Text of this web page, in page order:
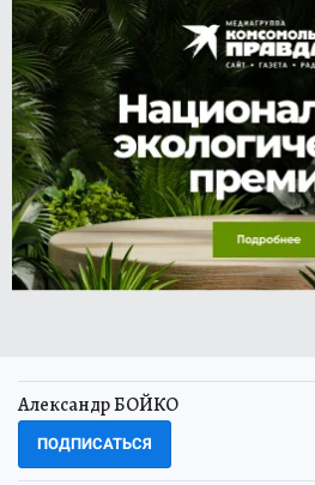
Александр БОЙКО
ПОДПИСАТЬСЯ